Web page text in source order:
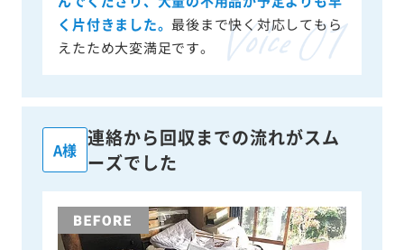
く片付きました。 最後まで快く対応してもら
えたため大変満足です。
A様
連絡から回収までの流れがスム
ーズでした